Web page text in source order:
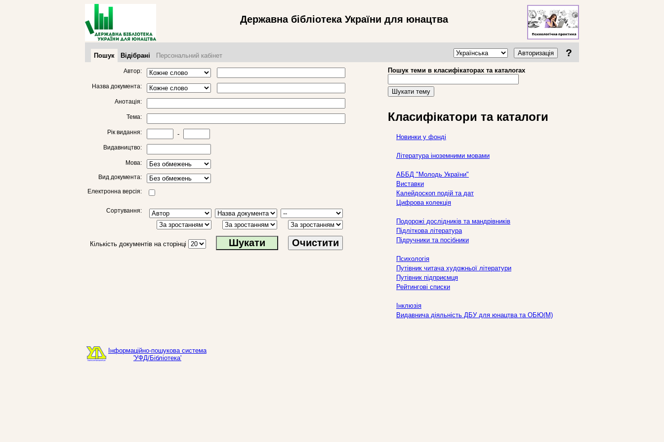
Державна бібліотека України для юнацтва
Пошук Відібрані Персональний кабінет Авторизація ?
Автор:
Назва документа:
Анотація:
Тема:
Рік видання: -
Видавництво:
Мова:
Вид документа:
Електронна версія:
Сортування:
Кількість документів на сторінці Очистити
Пошук теми в класифікаторах та каталогах
Шукати тему
Класифікатори та каталоги
Новинки у фонді
Література іноземними мовами
АББД "Молодь України"
Виставки
Калейдоскоп подій та дат
Цифрова колекція
Подорожі дослідників та мандрівників
Підліткова література
Підручники та посібники
Психологія
Путівник читача художньої літератури
Путівник підприємця
Рейтингові списки
Інклюзія
Видавнича діяльність ДБУ для юнацтва та ОБЮ(М)
Інформаційно-пошукова система
'УФД/Бібліотека'